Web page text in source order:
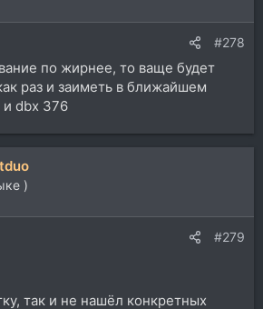
#278
по жирнее, то ваще будет
раз и заиметь в ближайшем
dbx 376
)
#279
так и не нашёл конкретных